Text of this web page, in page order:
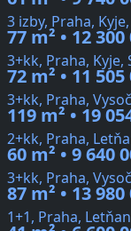
3 izby, Praha,
77 m² • 12 300
3+kk, Praha, Kyje,
72 m² • 11 505
3+kk, Praha,
119 m² • 19
2+kk, Praha,
60 m² • 9 640
3+kk, Praha,
87 m² • 13 980
1+1, Praha,